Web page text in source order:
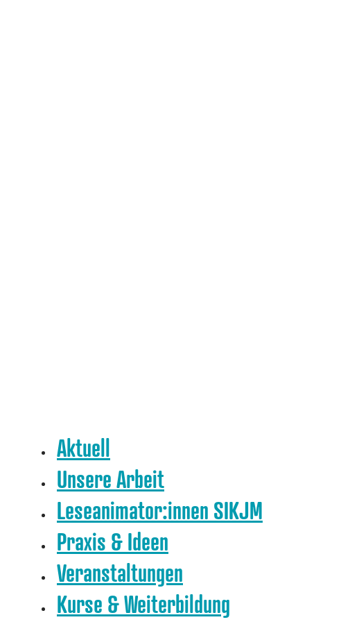
Aktuell
Unsere Arbeit
Leseanimator:innen SIKJM
Praxis & Ideen
Veranstaltungen
Kurse & Weiterbildung